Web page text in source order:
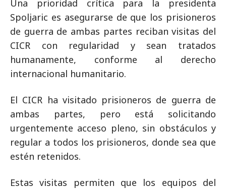
Una prioridad crítica para la presidenta
Spoljaric es asegurarse de que los prisioneros
de guerra de ambas partes reciban visitas del
CICR con regularidad y sean tratados
humanamente, conforme al derecho
internacional humanitario.
El CICR ha visitado prisioneros de guerra de
ambas partes, pero está solicitando
urgentemente acceso pleno, sin obstáculos y
regular a todos los prisioneros, donde sea que
estén retenidos.
Estas visitas permiten que los equipos del